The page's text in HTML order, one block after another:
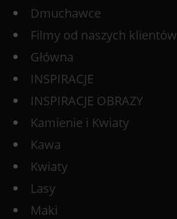
Dmuchawce
Filmy od naszych klientów
Główna
INSPIRACJE
INSPIRACJE OBRAZY
Kamienie i Kwiaty
Kawa
Kwiaty
Lasy
Maki